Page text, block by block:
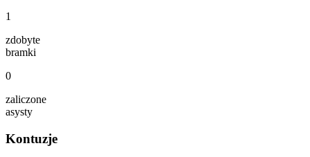
1
zdobyte
bramki
0
zaliczone
asysty
Kontuzje